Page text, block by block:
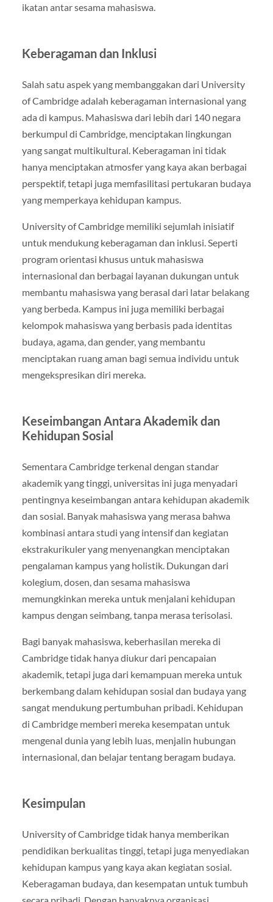
ikatan antar sesama mahasiswa.
Keberagaman dan Inklusi
Salah satu aspek yang membanggakan dari University
of Cambridge adalah keberagaman internasional yang
ada di kampus. Mahasiswa dari lebih dari 140 negara
berkumpul di Cambridge, menciptakan lingkungan
yang sangat multikultural. Keberagaman ini tidak
hanya menciptakan atmosfer yang kaya akan berbagai
perspektif, tetapi juga memfasilitasi pertukaran budaya
yang memperkaya kehidupan kampus.
University of Cambridge memiliki sejumlah inisiatif
untuk mendukung keberagaman dan inklusi. Seperti
program orientasi khusus untuk mahasiswa
internasional dan berbagai layanan dukungan untuk
membantu mahasiswa yang berasal dari latar belakang
yang berbeda. Kampus ini juga memiliki berbagai
kelompok mahasiswa yang berbasis pada identitas
budaya, agama, dan gender, yang membantu
menciptakan ruang aman bagi semua individu untuk
mengekspresikan diri mereka.
Keseimbangan Antara Akademik dan
Kehidupan Sosial
Sementara Cambridge terkenal dengan standar
akademik yang tinggi, universitas ini juga menyadari
pentingnya keseimbangan antara kehidupan akademik
dan sosial. Banyak mahasiswa yang merasa bahwa
kombinasi antara studi yang intensif dan kegiatan
ekstrakurikuler yang menyenangkan menciptakan
pengalaman kampus yang holistik. Dukungan dari
kolegium, dosen, dan sesama mahasiswa
memungkinkan mereka untuk menjalani kehidupan
kampus dengan seimbang, tanpa merasa terisolasi.
Bagi banyak mahasiswa, keberhasilan mereka di
Cambridge tidak hanya diukur dari pencapaian
akademik, tetapi juga dari kemampuan mereka untuk
berkembang dalam kehidupan sosial dan budaya yang
sangat mendukung pertumbuhan pribadi. Kehidupan
di Cambridge memberi mereka kesempatan untuk
mengenal dunia yang lebih luas, menjalin hubungan
internasional, dan belajar tentang beragam budaya.
Kesimpulan
University of Cambridge tidak hanya memberikan
pendidikan berkualitas tinggi, tetapi juga menyediakan
kehidupan kampus yang kaya akan kegiatan sosial.
Keberagaman budaya, dan kesempatan untuk tumbuh